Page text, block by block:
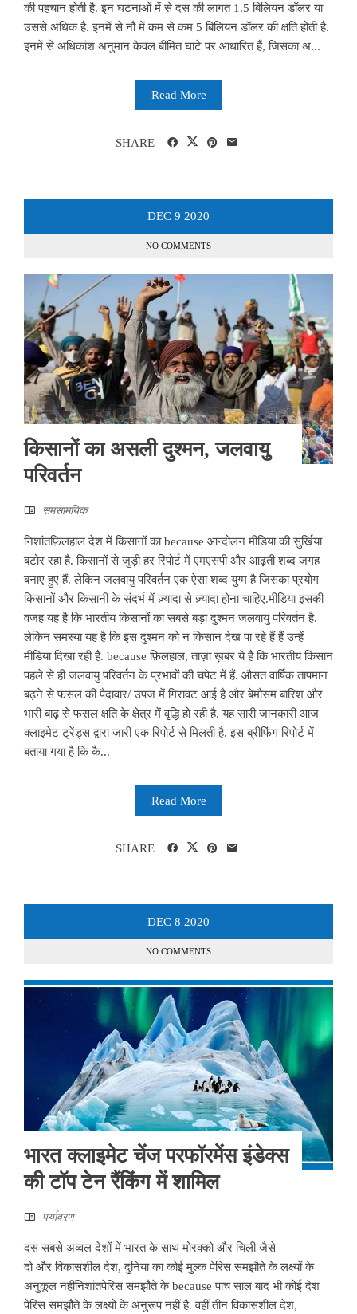
की पहचान होती है. इन घटनाओं में से दस की लागत 1.5 बिलियन डॉलर या
उससे अधिक है. इनमें से नौ में कम से कम 5 बिलियन डॉलर की क्षति होती है.
इनमें से अधिकांश अनुमान केवल बीमित घाटे पर आधारित हैं, जिसका अ...
Read More
SHARE
DEC 9 2020
NO COMMENTS
किसानों का असली दुश्मन, जलवायु
परिवर्तन
समसामयिक
निशांतफ़िलहाल देश में किसानों का because आन्दोलन मीडिया की सुर्खिया
बटोर रहा है. किसानों से जुड़ी हर रिपोर्ट में एमएसपी और आढ़ती शब्द जगह
बनाए हुए हैं. लेकिन जलवायु परिवर्तन एक ऐसा शब्द युग्म है जिसका प्रयोग
किसानों और किसानी के संदर्भ में ज़्यादा से ज़्यादा होना चाहिए.मीडिया इसकी
वजह यह है कि भारतीय किसानों का सबसे बड़ा दुश्मन जलवायु परिवर्तन है.
लेकिन समस्या यह है कि इस दुश्मन को न किसान देख पा रहे हैं हैं उन्हें
मीडिया दिखा रही है. because फ़िलहाल, ताज़ा ख़बर ये है कि भारतीय किसान
पहले से ही जलवायु परिवर्तन के प्रभावों की चपेट में हैं. औसत वार्षिक तापमान
बढ़ने से फसल की पैदावार/ उपज में गिरावट आई है और बेमौसम बारिश और
भारी बाढ़ से फसल क्षति के क्षेत्र में वृद्धि हो रही है. यह सारी जानकारी आज
क्लाइमेट ट्रेंड्स द्वारा जारी एक रिपोर्ट से मिलती है. इस ब्रीफिंग रिपोर्ट में
बताया गया है कि कै...
Read More
SHARE
DEC 8 2020
NO COMMENTS
भारत क्लाइमेट चेंज परफॉरमेंस इंडेक्स
की टॉप टेन रैंकिंग में शामिल
पर्यावरण
दस सबसे अव्वल देशों में भारत के साथ मोरक्को और चिली जैसे
दो और विकासशील देश, दुनिया का कोई मुल्क पेरिस समझौते के लक्ष्यों के
अनुकूल नहींनिशांतपेरिस समझौते के because पांच साल बाद भी कोई देश
पेरिस समझौते के लक्ष्यों के अनुरूप नहीं है. वहीं तीन विकासशील देश,